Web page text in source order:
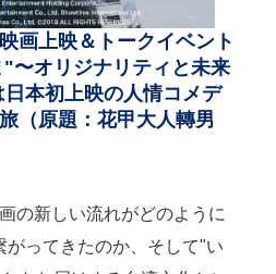
画上映＆トークイベント
"〜オリジナリティと未来
本初上映の人情コメデ
（原題：花甲大人轉男
の新しい流れがどのように
がってきたのか、そして"い